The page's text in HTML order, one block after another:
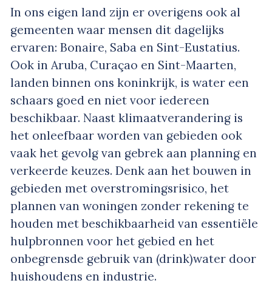
In ons eigen land zijn er overigens ook al
gemeenten waar mensen dit dagelijks
ervaren: Bonaire, Saba en Sint-Eustatius.
Ook in Aruba, Curaçao en Sint-Maarten,
landen binnen ons koninkrijk, is water een
schaars goed en niet voor iedereen
beschikbaar. Naast klimaatverandering is
het onleefbaar worden van gebieden ook
vaak het gevolg van gebrek aan planning en
verkeerde keuzes. Denk aan het bouwen in
gebieden met overstromingsrisico, het
plannen van woningen zonder rekening te
houden met beschikbaarheid van essentiële
hulpbronnen voor het gebied en het
onbegrensde gebruik van (drink)water door
huishoudens en industrie.